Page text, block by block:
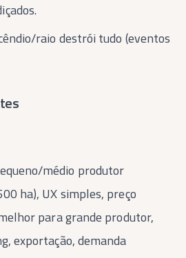
raio destrói tudo (eventos
médio produtor
ha), UX simples, preço
para grande produtor,
exportação, demanda